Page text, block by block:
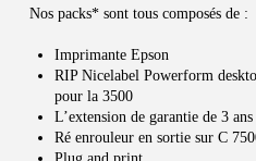
Nos packs* sont tous composés de :
Imprimante Epson
RIP Nicelabel Powerform
pour la 3500
L’extension de garantie de 3 ans
Ré enrouleur en sortie sur C
Plug and print